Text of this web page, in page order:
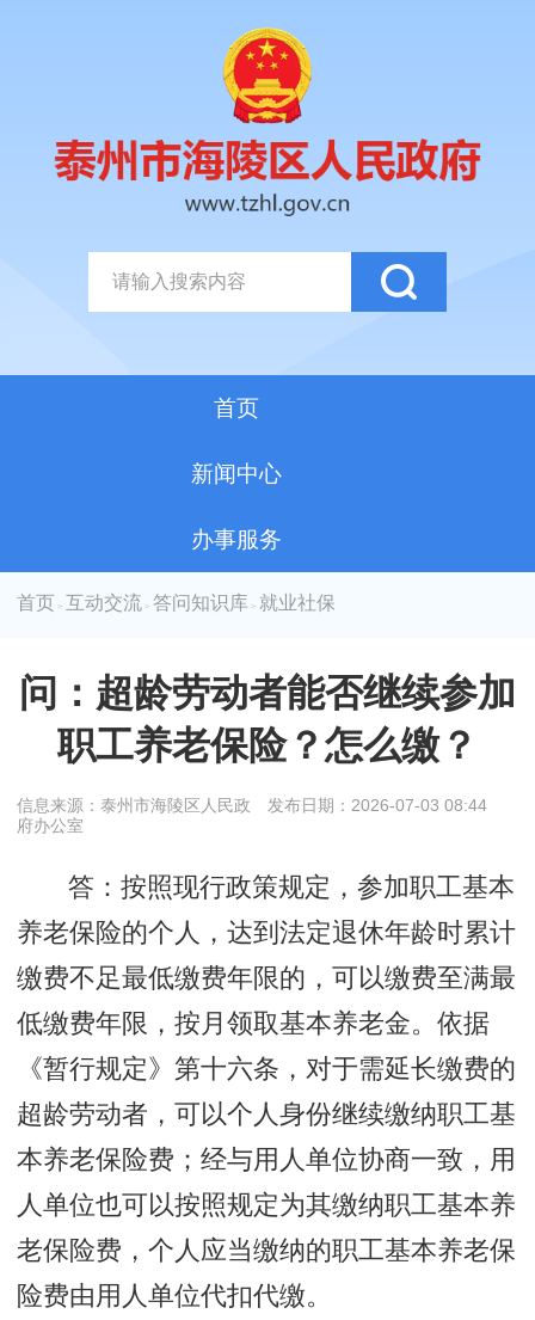
首页
新闻中心
办事服务
首页 > 互动交流 > 答问知识库 >就业社保
问：超龄劳动者能否继续参加
职工养老保险？怎么缴？
信息来源：泰州市海陵区人民政
府办公室
发布日期：2026-07-03 08:44
答：按照现行政策规定，参加职工基本
养老保险的个人，达到法定退休年龄时累计
缴费不足最低缴费年限的，可以缴费至满最
低缴费年限，按月领取基本养老金。依据
《暂行规定》第十六条，对于需延长缴费的
超龄劳动者，可以个人身份继续缴纳职工基
本养老保险费；经与用人单位协商一致，用
人单位也可以按照规定为其缴纳职工基本养
老保险费，个人应当缴纳的职工基本养老保
险费由用人单位代扣代缴。